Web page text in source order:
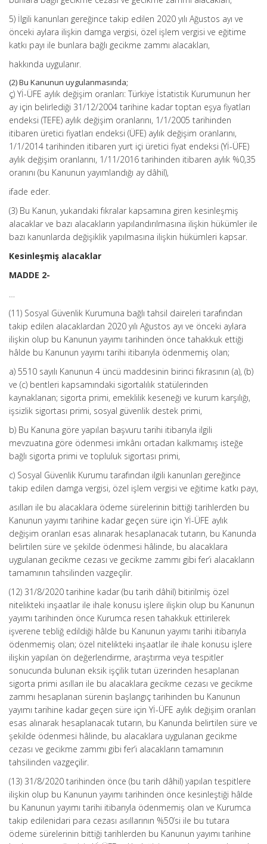
5) İlgili kanunları gereğince takip edilen 2020 yılı Ağustos ayı ve
önceki aylara ilişkin damga vergisi, özel işlem vergisi ve eğitime
katkı payı ile bunlara bağlı gecikme zammı alacakları,
hakkında uygulanır.
(2) Bu Kanunun uygulanmasında;
ç) Yİ-ÜFE aylık değişim oranları: Türkiye İstatistik Kurumunun her
ay için belirlediği 31/12/2004 tarihine kadar toptan eşya fiyatları
endeksi (TEFE) aylık değişim oranlarını, 1/1/2005 tarihinden
itibaren üretici fiyatları endeksi (ÜFE) aylık değişim oranlarını,
1/1/2014 tarihinden itibaren yurt içi üretici fiyat endeksi (Yİ-ÜFE)
aylık değişim oranlarını, 1/11/2016 tarihinden itibaren aylık %0,35
oranını (bu Kanunun yayımlandığı ay dâhil),
ifade eder.
(3) Bu Kanun, yukarıdaki fıkralar kapsamına giren kesinleşmiş
alacaklar ve bazı alacakların yapılandırılmasına ilişkin hükümler ile
bazı kanunlarda değişiklik yapılmasına ilişkin hükümleri kapsar.
Kesinleşmiş alacaklar
MADDE 2-
…
(11) Sosyal Güvenlik Kurumuna bağlı tahsil daireleri tarafından
takip edilen alacaklardan 2020 yılı Ağustos ayı ve önceki aylara
ilişkin olup bu Kanunun yayımı tarihinden önce tahakkuk ettiği
hâlde bu Kanunun yayımı tarihi itibarıyla ödenmemiş olan;
a) 5510 sayılı Kanunun 4 üncü maddesinin birinci fıkrasının (a), (b)
ve (c) bentleri kapsamındaki sigortalılık statülerinden
kaynaklanan; sigorta primi, emeklilik keseneği ve kurum karşılığı,
işsizlik sigortası primi, sosyal güvenlik destek primi,
b) Bu Kanuna göre yapılan başvuru tarihi itibarıyla ilgili
mevzuatına göre ödenmesi imkânı ortadan kalkmamış isteğe
bağlı sigorta primi ve topluluk sigortası primi,
c) Sosyal Güvenlik Kurumu tarafından ilgili kanunları gereğince
takip edilen damga vergisi, özel işlem vergisi ve eğitime katkı payı,
asılları ile bu alacaklara ödeme sürelerinin bittiği tarihlerden bu
Kanunun yayımı tarihine kadar geçen süre için Yİ-ÜFE aylık
değişim oranları esas alınarak hesaplanacak tutarın, bu Kanunda
belirtilen süre ve şekilde ödenmesi hâlinde, bu alacaklara
uygulanan gecikme cezası ve gecikme zammı gibi fer’i alacakların
tamamının tahsilinden vazgeçilir.
(12) 31/8/2020 tarihine kadar (bu tarih dâhil) bitirilmiş özel
nitelikteki inşaatlar ile ihale konusu işlere ilişkin olup bu Kanunun
yayımı tarihinden önce Kurumca resen tahakkuk ettirilerek
işverene tebliğ edildiği hâlde bu Kanunun yayımı tarihi itibarıyla
ödenmemiş olan; özel nitelikteki inşaatlar ile ihale konusu işlere
ilişkin yapılan ön değerlendirme, araştırma veya tespitler
sonucunda bulunan eksik işçilik tutarı üzerinden hesaplanan
sigorta primi asılları ile bu alacaklara gecikme cezası ve gecikme
zammı hesaplanan sürenin başlangıç tarihinden bu Kanunun
yayımı tarihine kadar geçen süre için Yİ-ÜFE aylık değişim oranları
esas alınarak hesaplanacak tutarın, bu Kanunda belirtilen süre ve
şekilde ödenmesi hâlinde, bu alacaklara uygulanan gecikme
cezası ve gecikme zammı gibi fer’i alacakların tamamının
tahsilinden vazgeçilir.
(13) 31/8/2020 tarihinden önce (bu tarih dâhil) yapılan tespitlere
ilişkin olup bu Kanunun yayımı tarihinden önce kesinleştiği hâlde
bu Kanunun yayımı tarihi itibarıyla ödenmemiş olan ve Kurumca
takip edilenidari para cezası asıllarının %50’si ile bu tutara
ödeme sürelerinin bittiği tarihlerden bu Kanunun yayımı tarihine